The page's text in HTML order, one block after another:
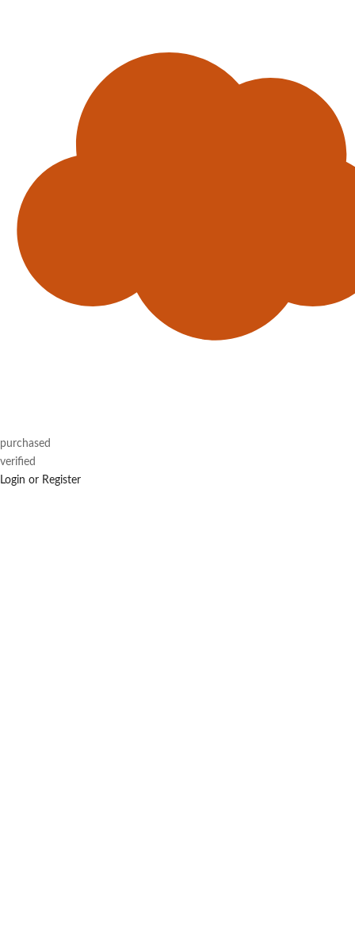
purchased
verified
Login or Register